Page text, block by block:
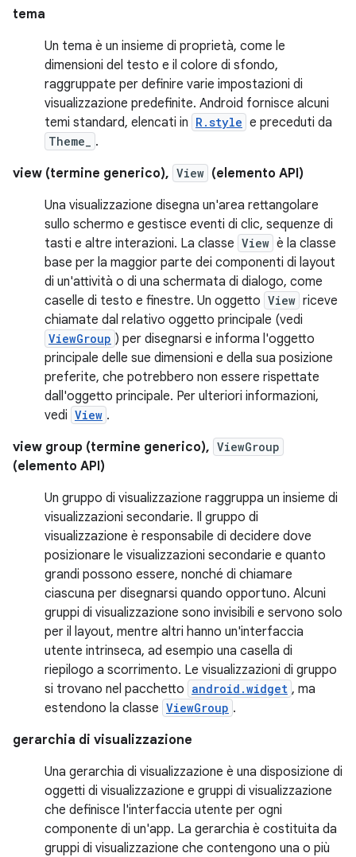
tema
Un tema è un insieme di proprietà, come le
dimensioni del testo e il colore di sfondo,
raggruppate per definire varie impostazioni di
visualizzazione predefinite. Android fornisce alcuni
temi standard, elencati in R.style e preceduti da
Theme_
.
view (termine generico), View (elemento API)
Una visualizzazione disegna un'area rettangolare
sullo schermo e gestisce eventi di clic, sequenze di
tasti e altre interazioni. La classe View è la classe
base per la maggior parte dei componenti di layout
di un'attività o di una schermata di dialogo, come
caselle di testo e finestre. Un oggetto View riceve
chiamate dal relativo oggetto principale (vedi
ViewGroup ) per disegnarsi e informa l'oggetto
principale delle sue dimensioni e della sua posizione
preferite, che potrebbero non essere rispettate
dall'oggetto principale. Per ulteriori informazioni,
vedi View .
view group (termine generico), ViewGroup
(elemento API)
Un gruppo di visualizzazione raggruppa un insieme di
visualizzazioni secondarie. Il gruppo di
visualizzazione è responsabile di decidere dove
posizionare le visualizzazioni secondarie e quanto
grandi possono essere, nonché di chiamare
ciascuna per disegnarsi quando opportuno. Alcuni
gruppi di visualizzazione sono invisibili e servono solo
per il layout, mentre altri hanno un'interfaccia
utente intrinseca, ad esempio una casella di
riepilogo a scorrimento. Le visualizzazioni di gruppo
si trovano nel pacchetto android.widget , ma
estendono la classe ViewGroup .
gerarchia di visualizzazione
Una gerarchia di visualizzazione è una disposizione di
oggetti di visualizzazione e gruppi di visualizzazione
che definisce l'interfaccia utente per ogni
componente di un'app. La gerarchia è costituita da
gruppi di visualizzazione che contengono una o più